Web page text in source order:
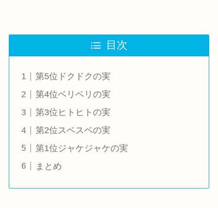
目次
第5位ドクドクの実
第4位ベリベリの実
第3位ヒトヒトの実
第2位スベスベの実
第1位ジャケジャケの実
まとめ